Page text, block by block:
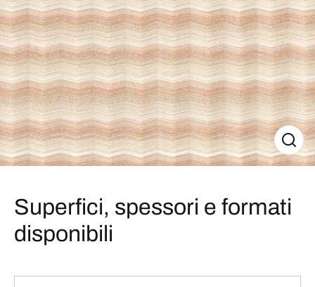
Superfici, spessori e formati
disponibili